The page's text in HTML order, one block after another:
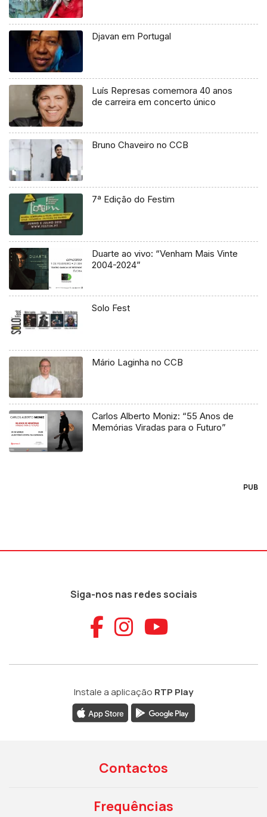
Djavan em Portugal
Luís Represas comemora 40 anos
de carreira em concerto único
Bruno Chaveiro no CCB
7ª Edição do Festim
Duarte ao vivo: “Venham Mais Vinte
2004-2024”
Solo Fest
Mário Laginha no CCB
Carlos Alberto Moniz: “55 Anos de
Memórias Viradas para o Futuro”
PUB
Siga-nos nas redes sociais
Aceder ao
Aceder ao
Aceder
Instale a aplicação RTP Play
Contactos
Frequências